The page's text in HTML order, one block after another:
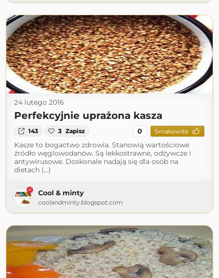
24 lutego 2016
Perfekcyjnie uprażona kasza
143 3 Zapisz 0 Smakowite
Kasze to bogactwo zdrowia. Stanowią wartościowe
źródło węglowodanów. Są lekkostrawne, odżywcze i
antywirusowe. Doskonale nadają się dla osób na
dietach (...)
Cool & minty
coolandminty.blogspot.com